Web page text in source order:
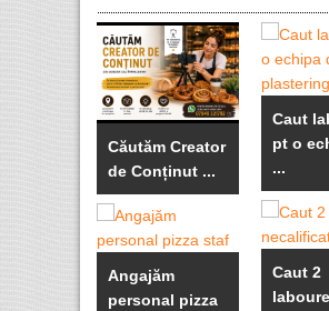
Căutăm Creator
de Conținut ...
Angajăm
personal pizza
Caut
pt o
...
Caut 2